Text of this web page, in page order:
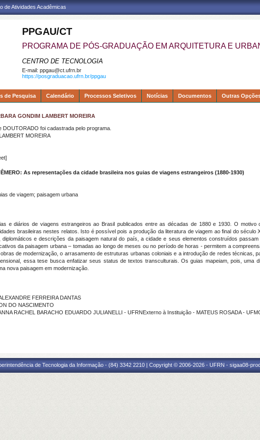
de Atividades Acadêmicas
PPGAU/CT
PROGRAMA DE PÓS-GRADUAÇÃO EM ARQUITETURA E
CENTRO DE TECNOLOGIA
E-mail: ppgau@ct.ufrn.br
https://posgraduacao.ufrn.br/ppgau
de Pesquisa Calendário Processos Seletivos Notícias Documentos Outras
GONDIM LAMBERT MOREIRA
foi cadastrada pelo programa.
MOREIRA
As representações da cidade brasileira nos guias de viagens estrangeiros (1880-1930)
de viagem; paisagem urbana
e diários de viagens estrangeiros ao Brasil publicados entre as décadas de 1880 e 1930. O motivo
brasileiras nestes relatos. Isto é possível pois a produção da literatura de viagem ao final do
diplomáticos e descrições da paisagem natural do país, a cidade e seus elementos construídos
da paisagem urbana – tomadas ao longo de meses ou no período de horas -permitem a
de modernização, o arrasamento de estruturas urbanas coloniais e a introdução de redes técnicas,
essa tese busca enfatizar seus status de textos transculturais. Os guias mapeiam, pois, uma
nova paisagem em modernização.
FERREIRA DANTAS
DO NASCIMENTO
RACHEL BARACHO EDUARDO JULIANELLI - UFRNExterno à Instituição - MATEUS ROSADA -
de Tecnologia da Informação - (84) 3342 2210 | Copyright © 2006-2026 - UFRN - sigaa08-